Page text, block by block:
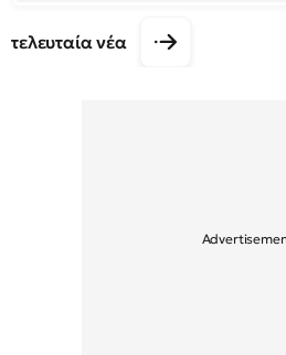
τελευταία νέα